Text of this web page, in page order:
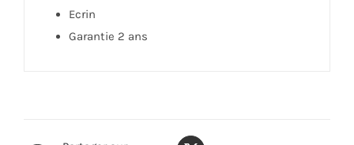
Ecrin
Garantie 2 ans